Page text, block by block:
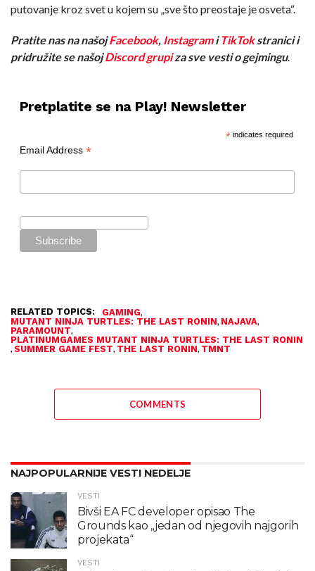
putovanje kroz svet u kojem su „sve što preostaje je osveta“.
Pratite nas na našojFacebook, InstagramiTikTokstranici i
pridružite se našojDiscord grupiza sve vesti o gejmingu.
Pretplatite se na Play! Newsletter
*indicates required
Email Address *
RELATED TOPICS: GAMING,
MUTANT NINJA TURTLES: THE LAST RONIN, NAJAVA,
PARAMOUNT,
PLATINUMGAMES MUTANT NINJA TURTLES: THE LAST RONIN
, SUMMER GAME FEST, THE LAST RONIN, TMNT
COMMENTS
NAJPOPULARNIJE VESTI NEDELJE
VESTI
Bivši EA FC developer opisao The
Grounds kao „jedan od njegovih najgorih
projekata“
VESTI